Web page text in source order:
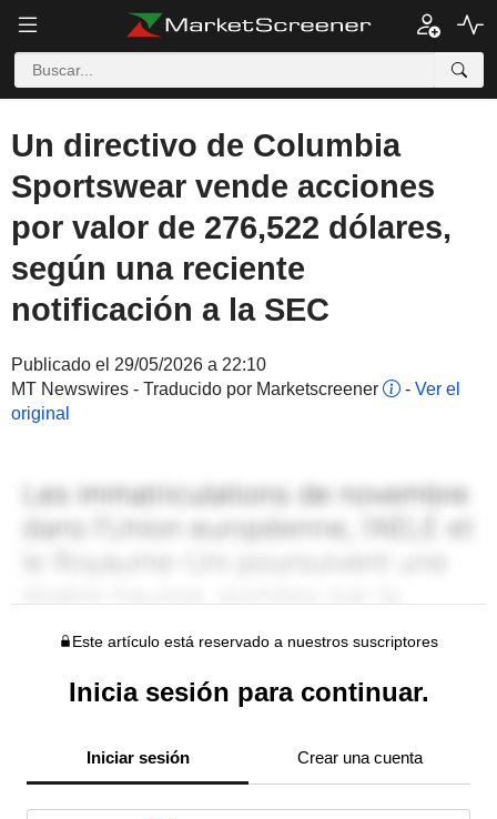
Un directivo de Columbia
Sportswear vende acciones
por valor de 276,522 dólares,
según una reciente
notificación a la SEC
Publicado el 29/05/2026 a 22:10
MT Newswires - Traducido por Marketscreener
- Ver el
original
Este artículo está reservado a nuestros suscriptores
Inicia sesión para continuar.
Iniciar sesión Crear una cuenta